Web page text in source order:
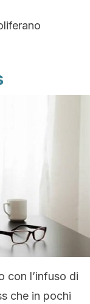
con l’infuso di
che in pochi